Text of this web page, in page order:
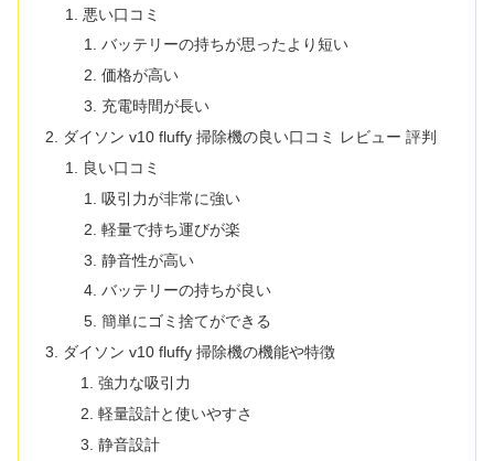
悪い口コミ
バッテリーの持ちが思ったより短い
価格が高い
充電時間が長い
ダイソン v10 fluffy 掃除機の良い口コミ レビュー 評判
良い口コミ
吸引力が非常に強い
軽量で持ち運びが楽
静音性が高い
バッテリーの持ちが良い
簡単にゴミ捨てができる
ダイソン v10 fluffy 掃除機の機能や特徴
強力な吸引力
軽量設計と使いやすさ
静音設計